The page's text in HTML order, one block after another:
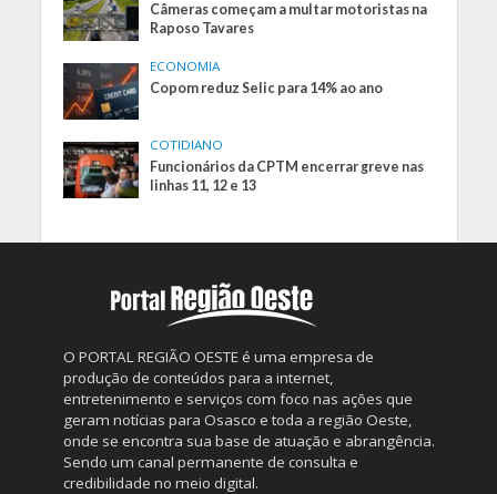
Câmeras começam a multar motoristas na
Raposo Tavares
ECONOMIA
Copom reduz Selic para 14% ao ano
COTIDIANO
Funcionários da CPTM encerrar greve nas
linhas 11, 12 e 13
O PORTAL REGIÃO OESTE é uma empresa de
produção de conteúdos para a internet,
entretenimento e serviços com foco nas ações que
geram notícias para Osasco e toda a região Oeste,
onde se encontra sua base de atuação e abrangência.
Sendo um canal permanente de consulta e
credibilidade no meio digital.